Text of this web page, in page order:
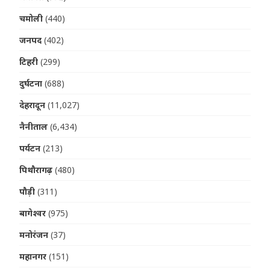
चमोली (440)
जनपद (402)
टिहरी (299)
दुर्घटना (688)
देहरादून (11,027)
नैनीताल (6,434)
पर्यटन (213)
पिथौरागढ़ (480)
पौड़ी (311)
बागेश्वर (975)
मनोरंजन (37)
महानगर (151)